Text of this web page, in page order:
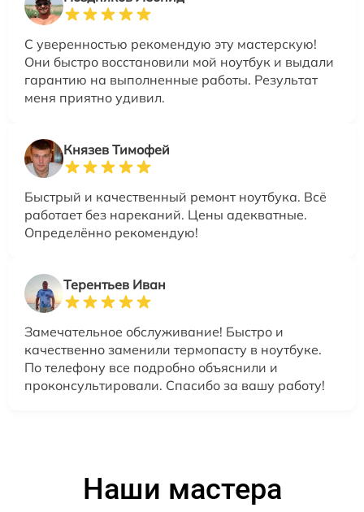
С уверенностью рекомендую эту мастерскую!
Они быстро восстановили мой ноутбук и выдали
гарантию на выполненные работы. Результат
меня приятно удивил.
Князев Тимофей
Быстрый и качественный ремонт ноутбука. Всё
работает без нареканий. Цены адекватные.
Определённо рекомендую!
Терентьев Иван
Замечательное обслуживание! Быстро и
качественно заменили термопасту в ноутбуке.
По телефону все подробно объяснили и
проконсультировали. Спасибо за вашу работу!
Наши мастера